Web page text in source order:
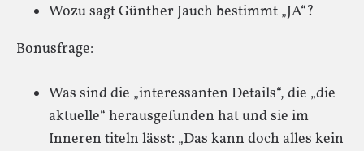
Wozu sagt Günther Jauch bestimmt „JA“?
Bonusfrage:
Was sind die „interessanten Details“, die „die
aktuelle“ herausgefunden hat und sie im
Inneren titeln lässt: „Das kann doch alles kein